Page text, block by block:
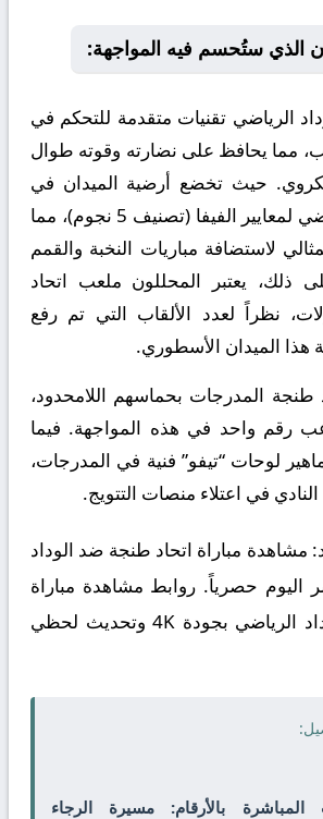
الذي ستُحسم فيه المواجهة:
الرياضي تقنيات متقدمة للتحكم في
مما يحافظ على نضارته وقوته طوال
حيث تخضع أرضية الميدان في
ملعب الوداد الرياضي لمعايير الفيفا (تصنيف 5 نجوم)، مما
لاستضافة مباريات النخبة والقمم
ذلك، يعتبر المحللون ملعب اتحاد
نظراً لعدد الألقاب التي تم رفع
هذا الميدان الأسطوري.
طنجة المدرجات بحماسهم اللامحدود،
رقم واحد في هذه المواجهة. فيما
لوحات “تيفو” فنية في المدرجات،
في اعتلاء منصات التتويج.
مشاهدة مباراة اتحاد طنجة ضد الوداد
اليوم حصرياً. روابط مشاهدة مباراة
اتحاد طنجة و الوداد الرياضي بجودة 4K وتحديث لحظي
المباشرة بالأرقام: مسيرة الرجاء